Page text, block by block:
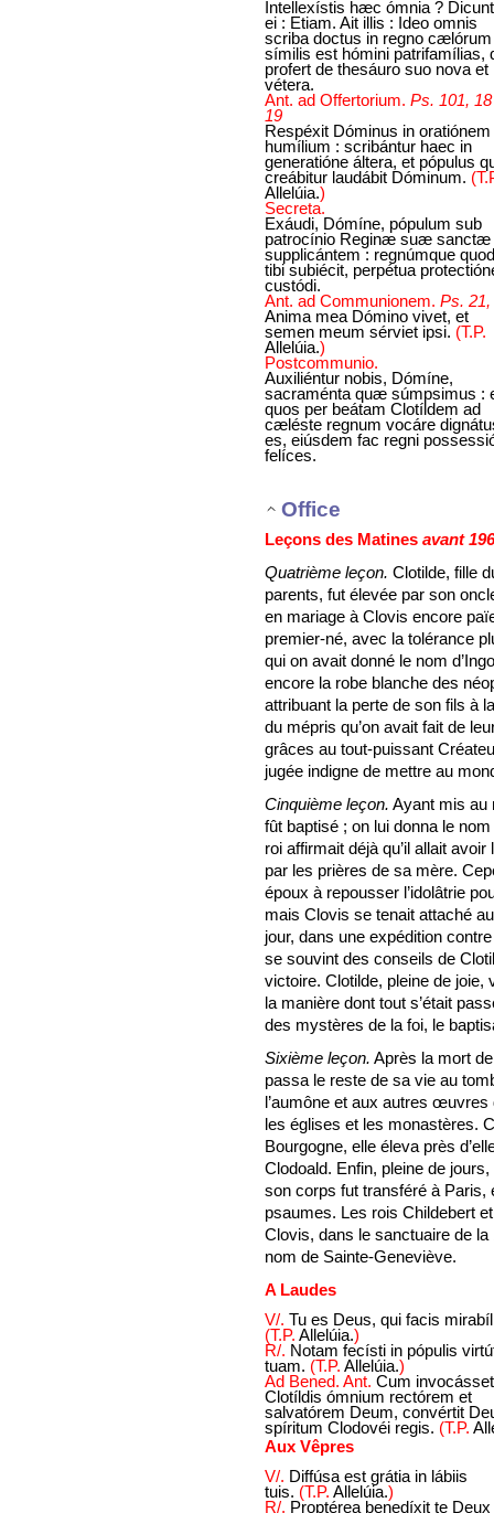
Intellexístis hæc ómnia ? Dicunt
ei : Etiam. Ait illis : Ideo omnis
scriba doctus in regno cælórum
símilis est hómini patrifamílias,
profert de thesáuro suo nova et
vétera.
Ant. ad Offertorium. Ps. 101,
19
Respéxit Dóminus in oratiónem
humílium : scribántur haec in
generatióne áltera, et pópulus
creábitur laudábit Dóminum.
Allelúia.)
Secreta.
Exáudi, Dómíne, pópulum sub
patrocínio Reginæ suæ sanctæ
supplicántem : regnúmque quod
tibi subiécit, perpétua
custódi.
Ant. ad Communionem. Ps. 21,
Anima mea Dómino vivet, et
semen meum sérviet ipsi. (T.P.
Allelúia.)
Postcommunio.
Auxiliéntur nobis, Dómíne,
sacraménta quæ súmpsimus :
quos per beátam Clotíldem ad
cæléste regnum vocáre
es, eiúsdem fac regni
felíces.
Office
Leçons des Matines avant
Quatrième leçon. Clotilde, fille
parents, fut élevée par son
en mariage à Clovis encore
premier-né, avec la tolérance
qui on avait donné le nom
encore la robe blanche des
attribuant la perte de son fils à
du mépris qu’on avait fait de
grâces au tout-puissant
jugée indigne de mettre au
Cinquième leçon. Ayant mis au
fût baptisé ; on lui donna le
roi affirmait déjà qu’il allait
par les prières de sa mère.
époux à repousser l’idolâtrie
mais Clovis se tenait attaché
jour, dans une expédition
se souvint des conseils de
victoire. Clotilde, pleine de joie,
la manière dont tout s’était
des mystères de la foi, le
Sixième leçon. Après la mort
passa le reste de sa vie au
l’aumône et aux autres
les églises et les monastères.
Bourgogne, elle éleva près
Clodoald. Enfin, pleine de
son corps fut transféré à
psaumes. Les rois Childebert
Clovis, dans le sanctuaire de
nom de Sainte-Geneviève.
A Laudes
V/. Tu es Deus, qui facis
(T.P. Allelúia.)
R/. Notam fecísti in pópulis
tuam. (T.P. Allelúia.)
Ad Bened. Ant. Cum invocásset
Clotíldis ómnium rectórem et
salvatórem Deum, convértit
spíritum Clodovéi regis. (T.P.
Aux Vêpres
V/. Diffúsa est grátia in lábiis
tuis. (T.P. Allelúia.)
R/. Proptérea benedíxit te Deux